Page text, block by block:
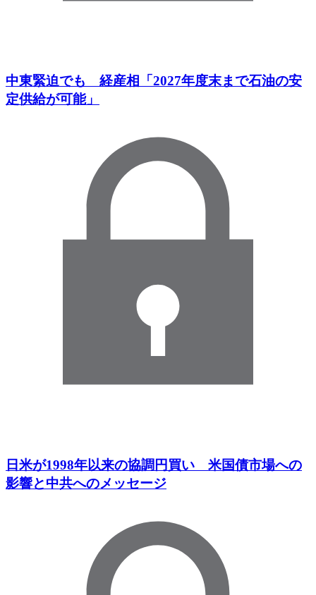
中東緊迫でも 経産相「2027年度末まで石油の安
定供給が可能」
日米が1998年以来の協調円買い 米国債市場への
影響と中共へのメッセージ